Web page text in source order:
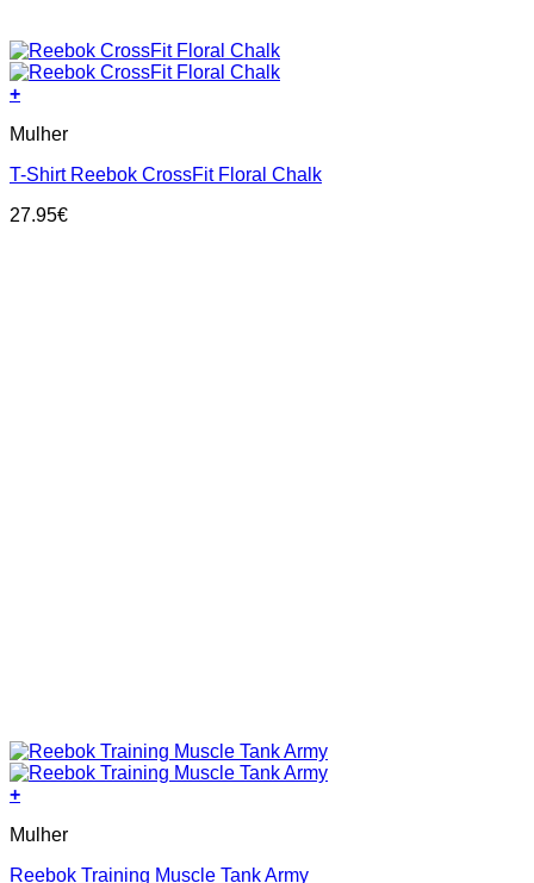
+
product
multiple
The
Mulher
T-Shirt Reebok CrossFit Floral Chalk
27.95€
+
product
multiple
Mulher
Reebok Training Muscle Tank Army